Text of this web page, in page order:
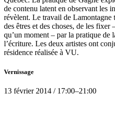
de contenu latent en observant les
révèlent. Le travail de Lamontagne
des êtres et des choses, de les fixer
qu’un moment – par la pratique de
l’écriture. Les deux artistes ont
résidence réalisée à VU.
Vernissage
13 février 2014 / 17:00–21:00